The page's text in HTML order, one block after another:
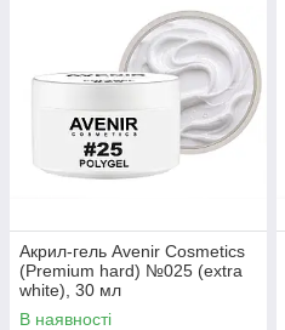
Акрил-гель Avenir Cosmetics
(Premium hard) №025 (extra
white), 30 мл
В наявності